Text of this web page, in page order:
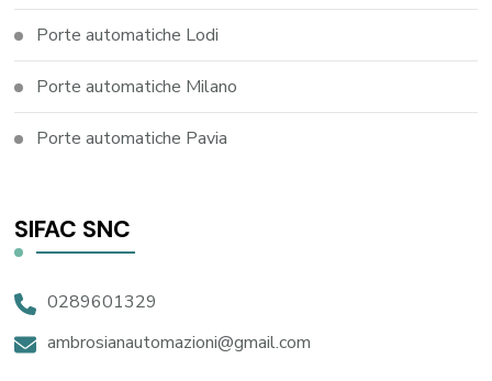
Porte automatiche Lodi
Porte automatiche Milano
Porte automatiche Pavia
SIFAC SNC
0289601329
ambrosianautomazioni@gmail.com